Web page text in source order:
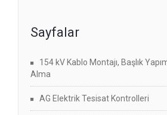
Sayfalar
154 kV Kablo Montajı, Başlık
Alma
AG Elektrik Tesisat Kontrolleri